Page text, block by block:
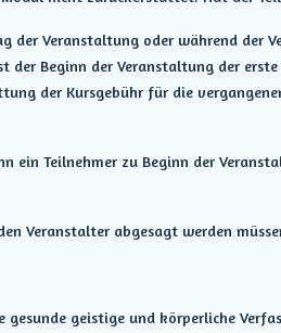
der Veranstaltung oder während
der Beginn der Veranstaltung der
der Kursgebühr für die
ein Teilnehmer zu Beginn der
Veranstalter abgesagt werden
gesunde geistige und körperliche